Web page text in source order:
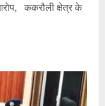
ककरौली क्षेत्र के